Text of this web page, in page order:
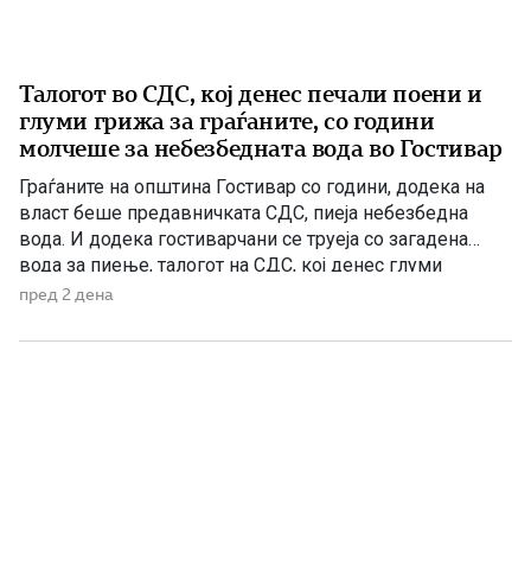
Талогот во СДС, кој денес печали поени и
глуми грижа за граѓаните, со години
молчеше за небезбедната вода во Гостивар
Граѓаните на општина Гостивар со години, додека на
власт беше предавничката СДС, пиеја небезбедна
вода. И додека гостиварчани се труеја со загадена
вода за пиење, талогот на СДС, кој денес глуми
загриженост, само за да ќари некој беден политички
анализи, во повеќе наврати во гостиварскиот
пред 2 дена